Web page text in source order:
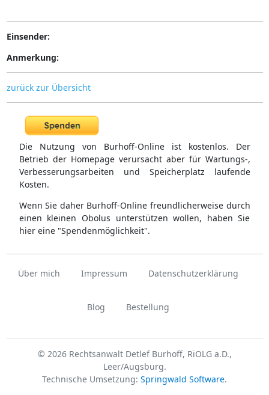
Einsender:
Anmerkung:
zurück zur Übersicht
Die Nutzung von Burhoff-Online ist kostenlos. Der
Betrieb der Homepage verursacht aber für Wartungs-,
Verbesserungsarbeiten und Speicherplatz laufende
Kosten.
Wenn Sie daher Burhoff-Online freundlicherweise durch
einen kleinen Obolus unterstützen wollen, haben Sie
hier eine "Spendenmöglichkeit".
Über mich Impressum Datenschutzerklärung
Blog Bestellung
© 2026 Rechtsanwalt Detlef Burhoff, RiOLG a.D.,
Leer/Augsburg.
Technische Umsetzung: Springwald Software.